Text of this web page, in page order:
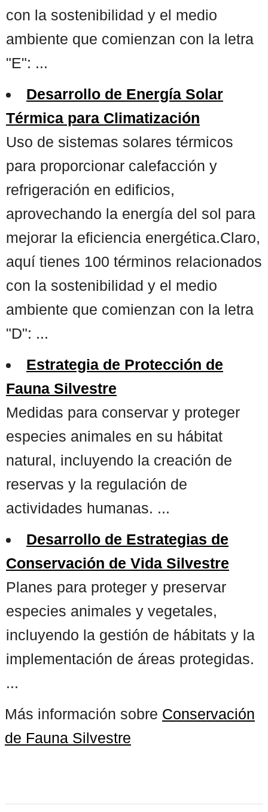
con la sostenibilidad y el medio
ambiente que comienzan con la letra
"E": ...
Desarrollo de Energía Solar
Térmica para Climatización
Uso de sistemas solares térmicos
para proporcionar calefacción y
refrigeración en edificios,
aprovechando la energía del sol para
mejorar la eficiencia energética.Claro,
aquí tienes 100 términos relacionados
con la sostenibilidad y el medio
ambiente que comienzan con la letra
"D": ...
Estrategia de Protección de
Fauna Silvestre
Medidas para conservar y proteger
especies animales en su hábitat
natural, incluyendo la creación de
reservas y la regulación de
actividades humanas. ...
Desarrollo de Estrategias de
Conservación de Vida Silvestre
Planes para proteger y preservar
especies animales y vegetales,
incluyendo la gestión de hábitats y la
implementación de áreas protegidas.
...
Más información sobre Conservación
de Fauna Silvestre